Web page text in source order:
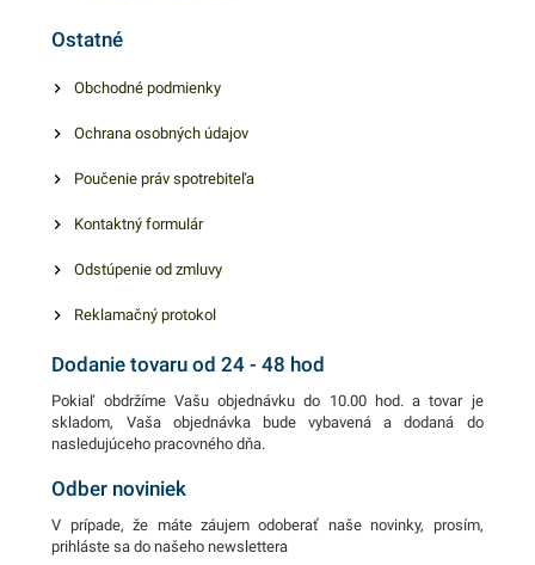
Ostatné
Obchodné podmienky
Ochrana osobných údajov
Poučenie práv spotrebiteľa
Kontaktný formulár
Odstúpenie od zmluvy
Reklamačný protokol
Dodanie tovaru od 24 - 48 hod
Pokiaľ obdržíme Vašu objednávku do 10.00 hod. a tovar je
skladom, Vaša objednávka bude vybavená a dodaná do
nasledujúceho pracovného dňa.
Odber noviniek
V prípade, že máte záujem odoberať naše novinky, prosím,
prihláste sa do našeho newslettera